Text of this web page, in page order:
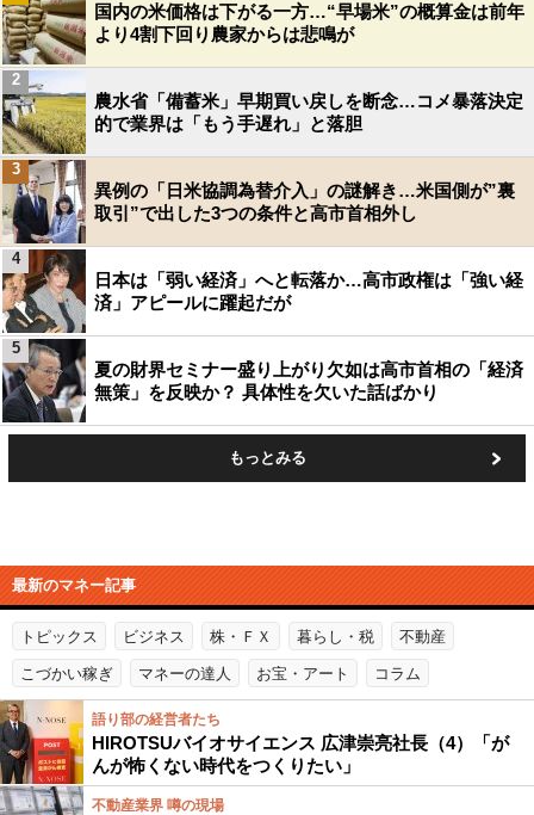
国内の米価格は下がる一方…“早場米”の概算金は前年
より4割下回り農家からは悲鳴が
農水省「備蓄米」早期買い戻しを断念…コメ暴落決定
的で業界は「もう手遅れ」と落胆
2
異例の「日米協調為替介入」の謎解き…米国側が”裏
取引”で出した3つの条件と高市首相外し
3
日本は「弱い経済」へと転落か…高市政権は「強い経
済」アピールに躍起だが
4
夏の財界セミナー盛り上がり欠如は高市首相の「経済
無策」を反映か？ 具体性を欠いた話ばかり
5
もっとみる
最新のマネー記事
トピックス ビジネス 株・ＦＸ 暮らし・税 不動産
こづかい稼ぎ マネーの達人 お宝・アート コラム
語り部の経営者たち
HIROTSUバイオサイエンス 広津崇亮社長（4）「が
んが怖くない時代をつくりたい」
不動産業界 噂の現場